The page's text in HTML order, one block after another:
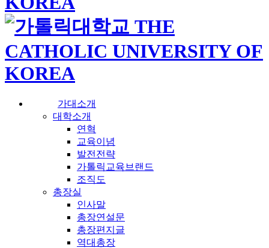
가대소개
대학소개
연혁
교육이념
발전전략
가톨릭교육브랜드
조직도
총장실
인사말
총장연설문
총장편지글
역대총장